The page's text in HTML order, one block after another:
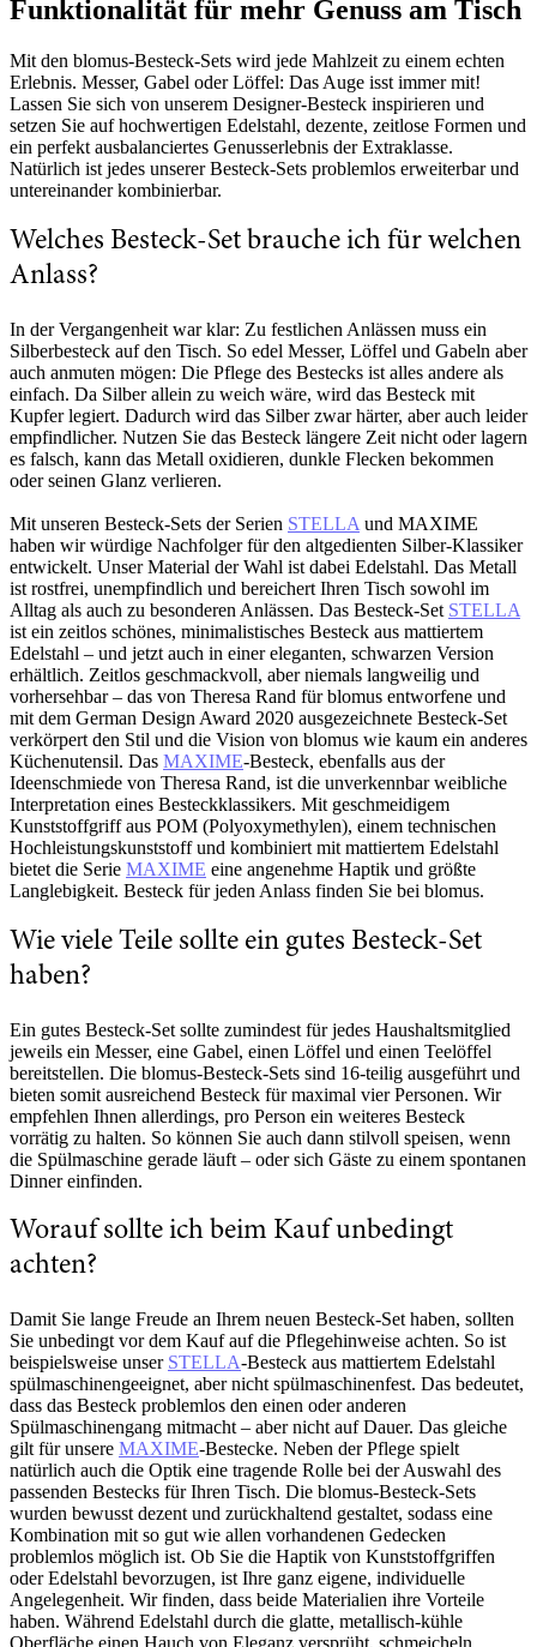
Funktionalität für mehr Genuss am Tisch
Mit den blomus-Besteck-Sets wird jede Mahlzeit zu einem echten
Erlebnis. Messer, Gabel oder Löffel: Das Auge isst immer mit!
Lassen Sie sich von unserem Designer-Besteck inspirieren und
setzen Sie auf hochwertigen Edelstahl, dezente, zeitlose Formen und
ein perfekt ausbalanciertes Genusserlebnis der Extraklasse.
Natürlich ist jedes unserer Besteck-Sets problemlos erweiterbar und
untereinander kombinierbar.
Welches Besteck-Set brauche ich für welchen
Anlass?
In der Vergangenheit war klar: Zu festlichen Anlässen muss ein
Silberbesteck auf den Tisch. So edel Messer, Löffel und Gabeln aber
auch anmuten mögen: Die Pflege des Bestecks ist alles andere als
einfach. Da Silber allein zu weich wäre, wird das Besteck mit
Kupfer legiert. Dadurch wird das Silber zwar härter, aber auch leider
empfindlicher. Nutzen Sie das Besteck längere Zeit nicht oder lagern
es falsch, kann das Metall oxidieren, dunkle Flecken bekommen
oder seinen Glanz verlieren.
Mit unseren Besteck-Sets der Serien STELLA und MAXIME
haben wir würdige Nachfolger für den altgedienten Silber-Klassiker
entwickelt. Unser Material der Wahl ist dabei Edelstahl. Das Metall
ist rostfrei, unempfindlich und bereichert Ihren Tisch sowohl im
Alltag als auch zu besonderen Anlässen. Das Besteck-Set STELLA
ist ein zeitlos schönes, minimalistisches Besteck aus mattiertem
Edelstahl – und jetzt auch in einer eleganten, schwarzen Version
erhältlich. Zeitlos geschmackvoll, aber niemals langweilig und
vorhersehbar – das von Theresa Rand für blomus entworfene und
mit dem German Design Award 2020 ausgezeichnete Besteck-Set
verkörpert den Stil und die Vision von blomus wie kaum ein anderes
Küchenutensil. Das MAXIME-Besteck, ebenfalls aus der
Ideenschmiede von Theresa Rand, ist die unverkennbar weibliche
Interpretation eines Besteckklassikers. Mit geschmeidigem
Kunststoffgriff aus POM (Polyoxymethylen), einem technischen
Hochleistungskunststoff und kombiniert mit mattiertem Edelstahl
bietet die Serie MAXIME eine angenehme Haptik und größte
Langlebigkeit. Besteck für jeden Anlass finden Sie bei blomus.
Wie viele Teile sollte ein gutes Besteck-Set
haben?
Ein gutes Besteck-Set sollte zumindest für jedes Haushaltsmitglied
jeweils ein Messer, eine Gabel, einen Löffel und einen Teelöffel
bereitstellen. Die blomus-Besteck-Sets sind 16-teilig ausgeführt und
bieten somit ausreichend Besteck für maximal vier Personen. Wir
empfehlen Ihnen allerdings, pro Person ein weiteres Besteck
vorrätig zu halten. So können Sie auch dann stilvoll speisen, wenn
die Spülmaschine gerade läuft – oder sich Gäste zu einem spontanen
Dinner einfinden.
Worauf sollte ich beim Kauf unbedingt
achten?
Damit Sie lange Freude an Ihrem neuen Besteck-Set haben, sollten
Sie unbedingt vor dem Kauf auf die Pflegehinweise achten. So ist
beispielsweise unser STELLA-Besteck aus mattiertem Edelstahl
spülmaschinengeeignet, aber nicht spülmaschinenfest. Das bedeutet,
dass das Besteck problemlos den einen oder anderen
Spülmaschinengang mitmacht – aber nicht auf Dauer. Das gleiche
gilt für unsere MAXIME-Bestecke. Neben der Pflege spielt
natürlich auch die Optik eine tragende Rolle bei der Auswahl des
passenden Bestecks für Ihren Tisch. Die blomus-Besteck-Sets
wurden bewusst dezent und zurückhaltend gestaltet, sodass eine
Kombination mit so gut wie allen vorhandenen Gedecken
problemlos möglich ist. Ob Sie die Haptik von Kunststoffgriffen
oder Edelstahl bevorzugen, ist Ihre ganz eigene, individuelle
Angelegenheit. Wir finden, dass beide Materialien ihre Vorteile
haben. Während Edelstahl durch die glatte, metallisch-kühle